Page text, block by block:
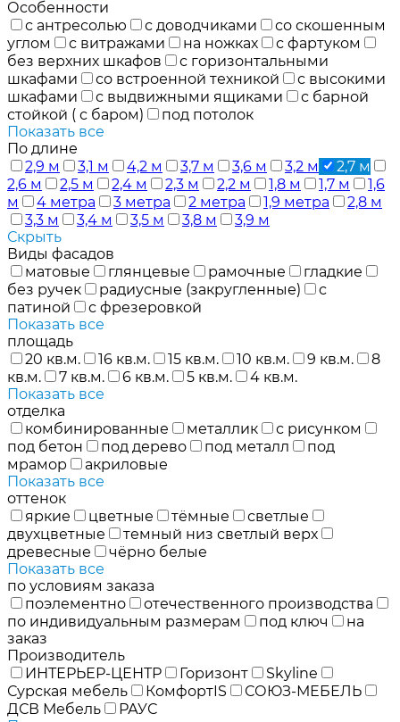
Особенности
с антресолью
с доводчиками
со скошенным
углом
с витражами на ножках
с фартуком
без верхних шкафов
с горизонтальными
шкафами
со встроенной техникой
с высокими
шкафами
с выдвижными ящиками
с барной
стойкой ( с баром)
под потолок
Показать все
По длине
2,9 м
3,1 м 4,2 м 3,7 м 3,6 м 3,2 м
2,7 м
2,6 м
2,5 м 2,4 м 2,3 м 2,2 м 1,8 м 1,7 м
1,6
м
4 метра 3 метра 2 метра 1,9 метра
2,8 м
3,3 м
3,4 м 3,5 м 3,8 м
3,9 м
Скрыть
Виды фасадов
матовые
глянцевые рамочные
гладкие
без ручек
радиусные (закругленные)
с
патиной
с фрезеровкой
Показать все
площадь
20 кв.м.
16 кв.м. 15 кв.м. 10 кв.м. 9 кв.м.
8
кв.м.
7 кв.м. 6 кв.м. 5 кв.м.
4 кв.м.
Показать все
отделка
комбинированные
металлик
с рисунком
под бетон
под дерево под металл
под
мрамор
акриловые
Показать все
оттенок
яркие
цветные тёмные
светлые
двухцветные
темный низ светлый верх
древесные
чёрно белые
Показать все
по условиям заказа
поэлементно
отечественного производства
по индивидуальным размерам
под ключ
на
заказ
Производитель
ИНТЕРЬЕР-ЦЕНТР
Горизонт
Skyline
Сурская мебель
КомфортIS
СОЮЗ-МЕБЕЛЬ
ДСВ Мебель
РАУС